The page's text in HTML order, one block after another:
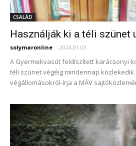
CSALÁD
Használják ki a téli szünet
solymaronline - 2024.01.03.
A Gyermekvasút feldíszített karácsonyi
téli szünet végéig mindennap
végállomásokról-írja a MÁV